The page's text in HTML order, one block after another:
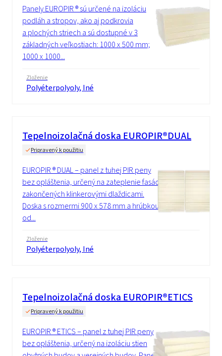
Panely EUROPIR ® sú určené na izoláciu
podláh a stropov, ako aj podkrovia
a plochých striech a sú dostupné v 3
základných veľkostiach: 1000 x 500 mm;
1000 x 1000...
Zloženie
Polyéterpolyoly, Iné
Tepelnoizolačná doska EUROPIR®DUAL
Pripravený k použitiu
EUROPIR ® DUAL – panel z tuhej PIR peny
bez opláštenia, určený na zateplenie fasád
zakončených klinkerovými dlaždicami.
Doska s rozmermi 900 x 578 mm a hrúbkou
od...
Zloženie
Polyéterpolyoly, Iné
Tepelnoizolačná doska EUROPIR®ETICS
Pripravený k použitiu
EUROPIR ® ETICS – panel z tuhej PIR peny
bez opláštenia, určený na izoláciu stien